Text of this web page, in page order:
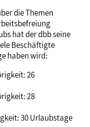
die Themen
hat der dbb seine
Beschäftigte
haben wird:
26
28
30 Urlaubstage